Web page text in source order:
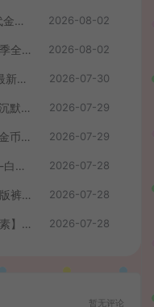
三网H5策略手游【三国兵临天下代金券内购七合修复版】最新整理单机一键即玩镜像端+Linux手工服务端+管理后台+GM授权后台+简易安卓客户端+详细搭建教程+视频教程 2026-08-02
卡牌回合手游【山海经异兽录11赛季全人物代金券内购版】最新整理WIN系服务端+授权GM后台+管理后台+热更修改工具+安卓+详细搭建教程 2026-08-02
GGE2互通西游【神界天海西柚】最新整理Win系服务端+安卓苹果PC三端+内置GM工具+全套源码+详细搭建教程+视频教程 2026-07-30
RED三端引擎传奇手游【聚义木剑沉默高仿嘟嘟沉默】最新整理Win系服务端+安卓苹果PC三端+详细搭建教程 2026-07-29
战神引擎传奇手游【1.76怀旧月光金币版】最新整理Win系复古服务端+安卓苹果双端+GM授权物品后台+详细搭建教程 2026-07-29
战神引擎传奇手游【1.80野战元素-白猪7.2免授权】最新整理Win系特色服务端+安卓+GM授权物品后台+详细搭建教程 2026-07-28
战神引擎传奇手游【大唐冰雪完整版裤衩7.0免授权】最新整理Win系特色服务端+GM授权后台+安卓苹果双端+详细搭建教程 2026-07-28
战神引擎传奇手游【1.80新血战元素】最新整理Win系特色服务端+安卓+GM授权物品后台+详细搭建教程 2026-07-28
暂无评论